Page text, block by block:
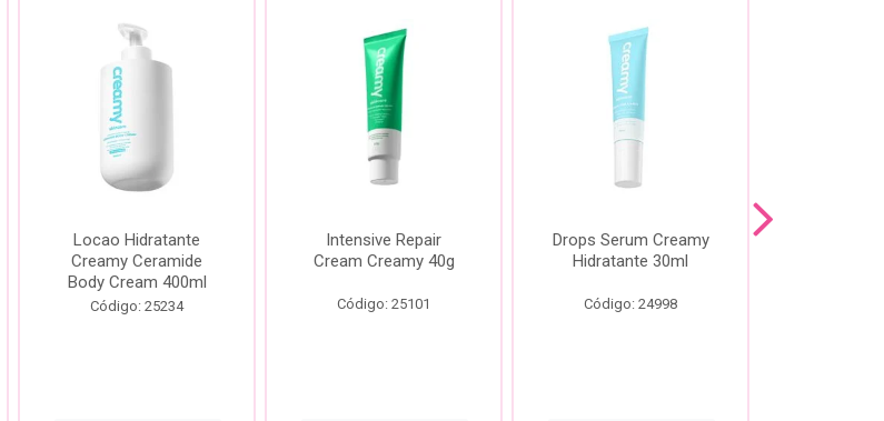
Locao Hidratante
Creamy Ceramide
Body Cream 400ml
Código: 25234
Intensive Repair
Cream Creamy 40g
Código: 25101
Drops Serum Creamy
Hidratante 30ml
Código: 24998